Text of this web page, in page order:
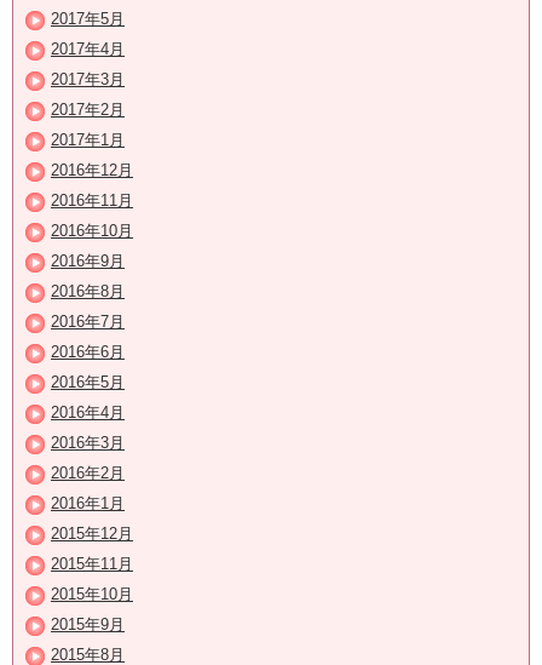
2017年5月
2017年4月
2017年3月
2017年2月
2017年1月
2016年12月
2016年11月
2016年10月
2016年9月
2016年8月
2016年7月
2016年6月
2016年5月
2016年4月
2016年3月
2016年2月
2016年1月
2015年12月
2015年11月
2015年10月
2015年9月
2015年8月